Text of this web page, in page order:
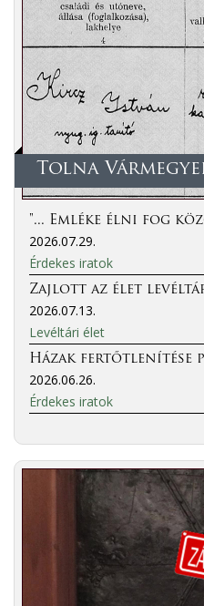
Tolna
"... Emléke élni fog
2026.07.29.
Érdekes iratok
Zajlott az élet
2026.07.13.
Levéltári élet
Házak fertőtlenítése
2026.06.26.
Érdekes iratok